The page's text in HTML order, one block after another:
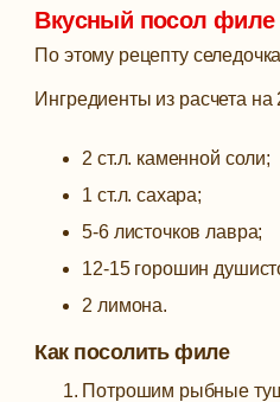
Вкусный посол
По этому рецепту
Ингредиенты из расчета
2 ст.л. каменной соли;
1 ст.л. сахара;
5-6 листочков лавра;
12-15 горошин
2 лимона.
Как посолить филе
Потрошим рыбные